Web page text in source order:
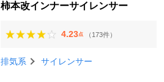
柿本改インナーサイレンサー
4.23点 （173件）
排気系 サイレンサー